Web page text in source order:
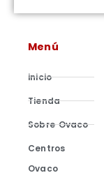
Menú
inicio
Tienda
Sobre Ovaco
Centros
Ovaco